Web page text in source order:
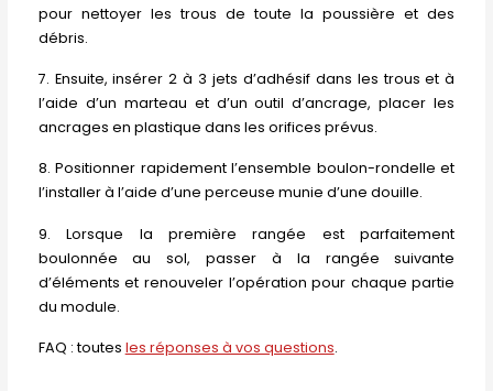
pour nettoyer les trous de toute la poussière et des
débris.
7. Ensuite, insérer 2 à 3 jets d’adhésif dans les trous et à
l’aide d’un marteau et d’un outil d’ancrage, placer les
ancrages en plastique dans les orifices prévus.
8. Positionner rapidement l’ensemble boulon-rondelle et
l’installer à l’aide d’une perceuse munie d’une douille.
9. Lorsque la première rangée est parfaitement
boulonnée au sol, passer à la rangée suivante
d’éléments et renouveler l’opération pour chaque partie
du module.
FAQ : toutes les réponses à vos questions.